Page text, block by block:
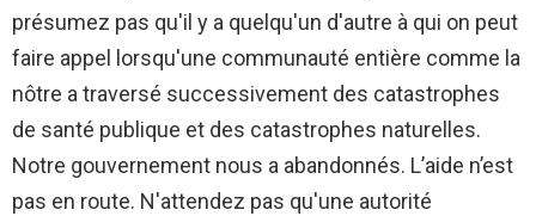
présumez pas qu'il y a quelqu'un d'autre à qui on peut
faire appel lorsqu'une communauté entière comme la
nôtre a traversé successivement des catastrophes
de santé publique et des catastrophes naturelles.
Notre gouvernement nous a abandonnés. L’aide n’est
pas en route. N'attendez pas qu'une autorité